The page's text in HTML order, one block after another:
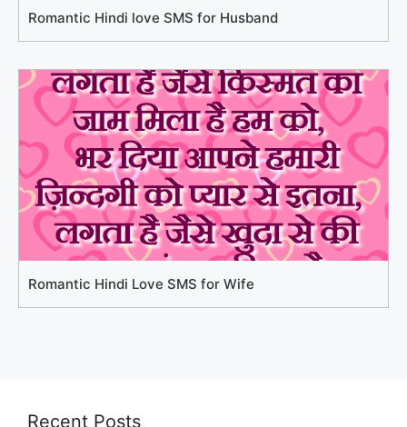
Romantic Hindi love SMS for Husband
Romantic Hindi Love SMS for Wife
Recent Posts